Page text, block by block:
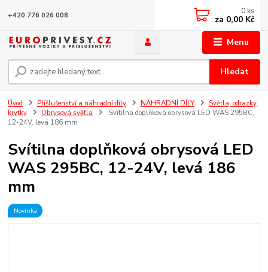
Menu
Hledat
+420 776 026 008 0 ks
za 0,00 Kč
Úvod Příšlušenství a náhradní díly NÁHRADNÍ DÍLY
Světla, odrazky,
krytky
Obrysová světla
Svítilna doplňková obrysová LED WAS 295BC,
12-24V, levá 186 mm
Svítilna doplňková obrysová LED
WAS 295BC, 12-24V, levá 186
mm
Novinka